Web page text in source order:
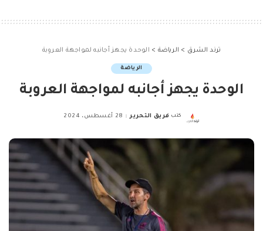
ترند الشرق > الرياضة > الوحدة يجهز أجانبه لمواجهة العروبة
الرياضة
الوحدة يجهز أجانبه لمواجهة العروبة
Posted
كتب فريق التحرير 28 أغسطس، 2024